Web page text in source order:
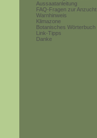
Aussaatanleitung
FAQ-Fragen zur Anzucht
Warnhinweis
Klimazone
Botanisches Wörterbuch
Link-Tipps
Danke